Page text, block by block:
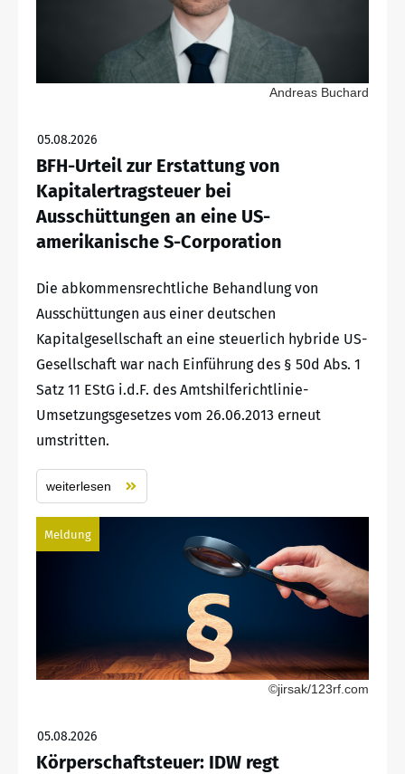
Andreas Buchard
05.08.2026
BFH-Urteil zur Erstattung von
Kapitalertragsteuer bei
Ausschüttungen an eine US-
amerikanische S-Corporation
Die abkommensrechtliche Behandlung von
Ausschüttungen aus einer deutschen
Kapitalgesellschaft an eine steuerlich hybride US-
Gesellschaft war nach Einführung des § 50d Abs. 1
Satz 11 EStG i.d.F. des Amtshilferichtlinie-
Umsetzungsgesetzes vom 26.06.2013 erneut
umstritten.
weiterlesen
Meldung
©jirsak/123rf.com
05.08.2026
Körperschaftsteuer: IDW regt